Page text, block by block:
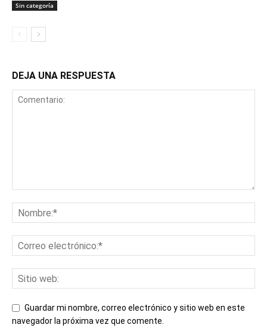
Sin categoría
DEJA UNA RESPUESTA
Guardar mi nombre, correo electrónico y sitio web en este
navegador la próxima vez que comente.